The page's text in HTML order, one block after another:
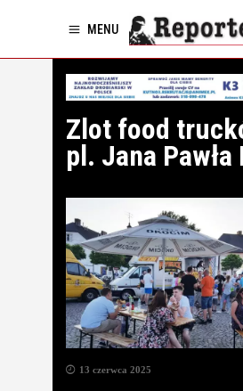
MENU
Zlot food
pl. Jana Pawła
13 czerwca 2025